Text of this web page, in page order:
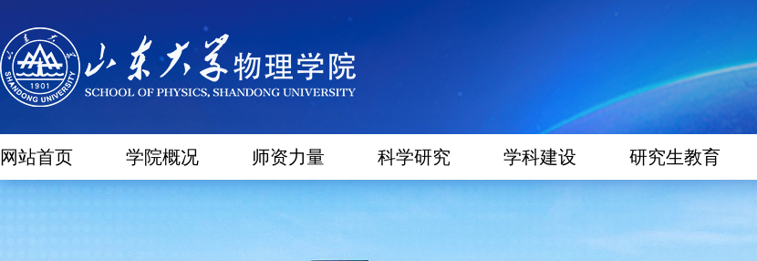
网站首页 学院概况 师资力量 科学研究 学科建设 研究生教育